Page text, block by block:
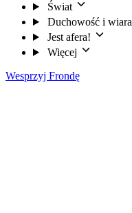
Świat
Duchowość i wiara
Jest afera!
Więcej
Wesprzyj Frondę